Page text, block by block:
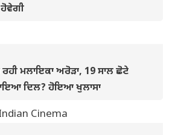
ਹੋਵੇਗੀ
ਰਹੀ ਮਲਾਇਕਾ ਅਰੋੜਾ, 19 ਸਾਲ ਛੋਟੇ
ਦਿਲ? ਹੋਇਆ ਖੁਲਾਸਾ